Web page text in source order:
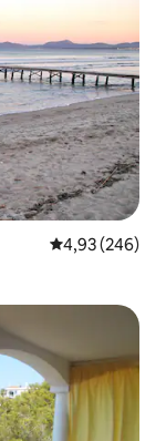
Xếp hạng
4,93 (246)